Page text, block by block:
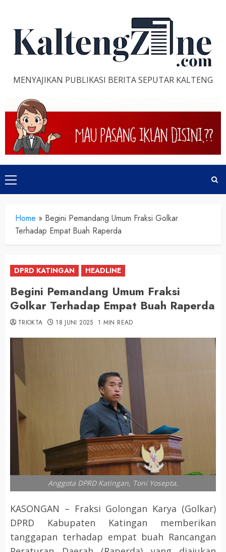
content
MENYAJIKAN PUBLIKASI BERITA SEPUTAR KALTENG
Primary
Menu
Home » Begini Pemandang Umum Fraksi Golkar
Terhadap Empat Buah Raperda
DPRD KATINGAN HEADLINE
Begini Pemandang Umum Fraksi
Golkar Terhadap Empat Buah Raperda
TRIOKTA 18 JUNI 2025 1 MIN READ
Anggota DPRD Katingan, Toni Yosepta.
KASONGAN – Fraksi Golongan Karya (Golkar)
DPRD Kabupaten Katingan memberikan
tanggapan terhadap empat buah Rancangan